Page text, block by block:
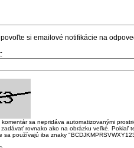
si emailové notifikácie na
sa nepridáva automatizovanými
rovnako ako na obrázku veľké. Pokiaľ
sa používajú iba znaky